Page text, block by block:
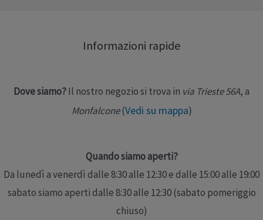
Informazioni rapide
Dove siamo?Il nostro negozio si trova in via Trieste 56A, a
Monfalcone(Vedi su mappa)
Quando siamo aperti?
Da lunedì a venerdì dalle 8:30 alle 12:30 e dalle 15:00 alle 19:00
sabato siamo aperti dalle 8:30 alle 12:30 (sabato pomeriggio
chiuso)